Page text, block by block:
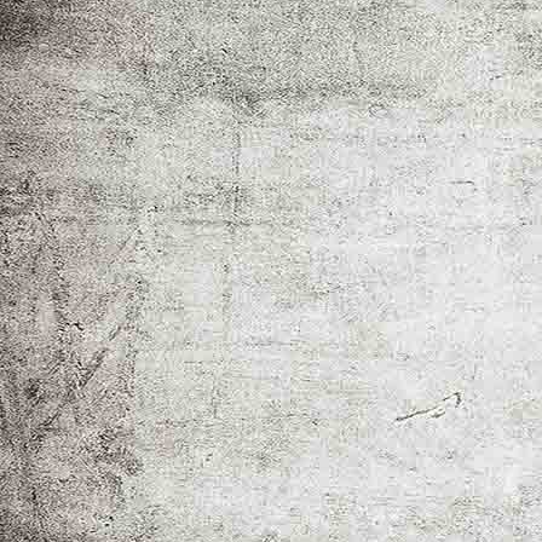
Martha